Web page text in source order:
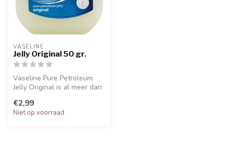
VASELINE
Jelly Original 50 gr.
Vaseline Pure Petroleum
Jelly Original is al meer dan
€2,99
Niet op voorraad